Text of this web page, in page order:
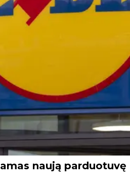
naują parduotuvę